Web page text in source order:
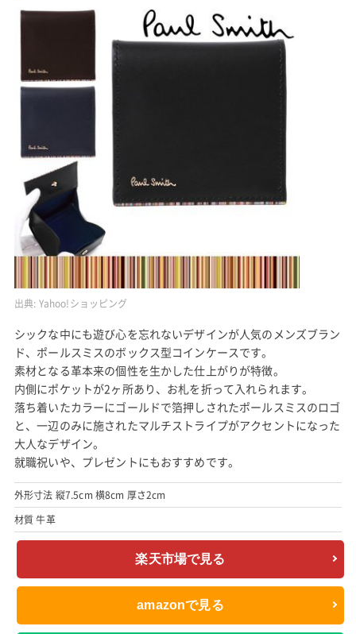
出典: Yahoo!ショッピング
シックな中にも遊び心を忘れないデザインが人気のメンズブラン
ド、ポールスミスのボックス型コインケースです。
素材となる革本来の個性を生かした仕上がりが特徴。
内側にポケットが2ヶ所あり、お札を折って入れられます。
落ち着いたカラーにゴールドで箔押しされたポールスミスのロゴ
と、一辺のみに施されたマルチストライプがアクセントになった
大人なデザイン。
就職祝いや、プレゼントにもおすすめです。
外形寸法 縦7.5cm 横8cm 厚さ2cm
材質 牛革
楽天市場で見る
amazonで見る